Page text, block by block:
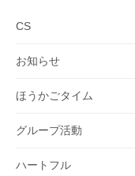
CS
お知らせ
ほうかごタイム
グループ活動
ハートフル